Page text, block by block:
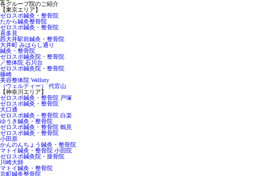
各グループ院のご紹介
【東京エリア】
ゼロスポ鍼灸・整骨院
たから鍼灸整骨院
ゼロスポ鍼灸・整骨院
喜多見
西大井駅前鍼灸・整骨院
大井町 みはらし通り
鍼灸・整骨院
ゼロスポ鍼灸院・整骨院
／整体院 石川台
ゼロスポ鍼灸院・整骨院
篠崎
美容整体院 Welluty
（ウェルティー） 代官山
【神奈川エリア】
ゼロスポ鍼灸・整骨院 戸塚
ゼロスポ鍼灸・整骨院
大口通
ゼロスポ鍼灸・整骨院 白楽
ゆうき鍼灸・整骨院
ゼロスポ鍼灸・整骨院 鶴見
ゼロスポ鍼灸・整骨院
小田原
かんのんちょう鍼灸・整骨院
マトイ鍼灸・整骨院 小田院
ゼロスポ鍼灸院・接骨院
川崎大師
マトイ鍼灸・整骨院
京町鍼灸整骨院